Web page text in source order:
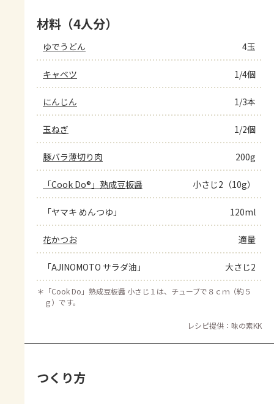
材料（4人分）
ゆでうどん 4玉
キャベツ 1/4個
にんじん 1/3本
玉ねぎ 1/2個
豚バラ薄切り肉 200g
「Cook Do®」熟成豆板醤 小さじ2（10g）
「ヤマキ めんつゆ」 120ml
花かつお 適量
「AJINOMOTO サラダ油」 大さじ2
＊ 「Cook Do」熟成豆板醤 小さじ１は、チューブで８ｃｍ（約５
ｇ）です。
レシピ提供：味の素KK
つくり方